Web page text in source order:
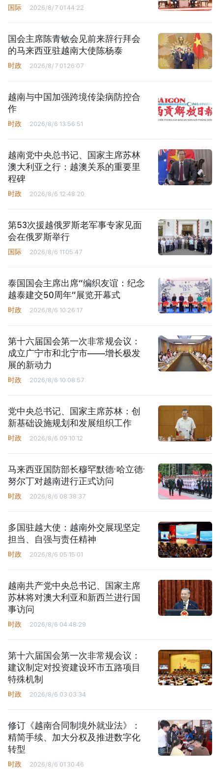
国际 2026/8/7 01:44:22
国会主席陈青敏会见前来辞行拜会
的马来西亚驻越南大使陈杨泰
时政 2026/8/7 01:26:07
越南与中国加强跨境传染病防控合
作
时政 2026/8/6 13:56:51
越南党中央总书记、国家主席苏林
澳大利亚之行：越澳关系的重要里
程碑
时政 2026/8/6 12:48:20
第53次援越俄罗斯老军事专家见面
会在俄罗斯举行
国际 2026/8/6 11:05:47
泰国国会主席出席“编织友谊：纪念
越泰建交50周年”展览开幕式
时政 2026/8/6 10:26:17
第十六届国会第一次非常规会议：
成立广宁市和北宁市——增长极发
展的新动力
时政 2026/8/6 10:08:57
党中央总书记、国家主席苏林：创
新基础设施规划和发展组织工作
时政 2026/8/6 09:10:12
马来西亚国防部长穆罕默德·哈立德·
努尔丁对越南进行正式访问
时政 2026/8/6 08:38:37
多国驻越大使：越南外交展现坚定
担当、自强与责任精神
时政 2026/8/6 05:15:01
越南共产党中央总书记、国家主席
苏林将对澳大利亚和新西兰进行国
事访问
时政 2026/8/6 04:48:29
第十六届国会第一次非常规会议：
建议制定对投资建设环市五路项目
特殊机制
时政 2026/8/6 03:03:34
修订《越南合同制境外就业法》：
精简手续、加大分权及推进数字化
转型
时政 2026/8/6 01:30:46